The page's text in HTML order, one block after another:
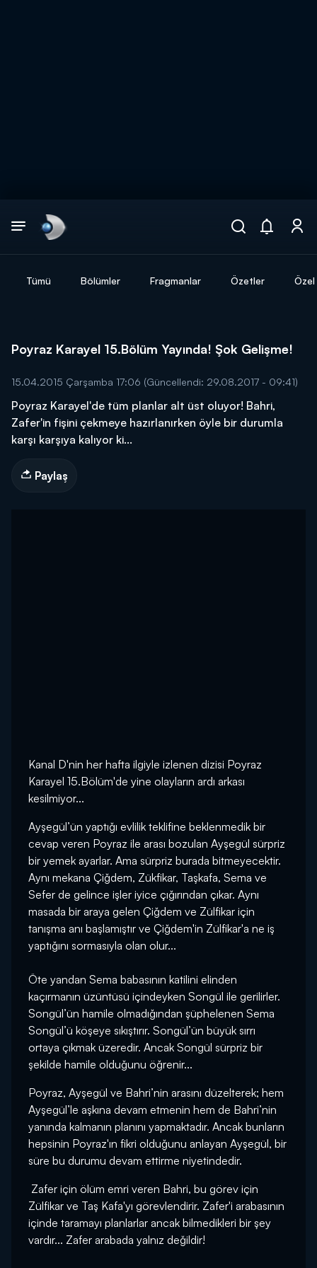
Tümü Bölümler Fragmanlar Özetler
Poyraz Karayel 15.Bölüm Yayında! Şok Gelişme!
15.04.2015 Çarşamba 17:06 (Güncellendi: 29.08.2017 - 09:41)
Poyraz Karayel'de tüm planlar alt üst oluyor! Bahri,
Zafer'in fişini çekmeye hazırlanırken öyle bir durumla
karşı karşıya kalıyor ki...
Paylaş
Kanal D'nin her hafta ilgiyle izlenen dizisi Poyraz
Karayel 15.Bölüm'de yine olayların ardı arkası
kesilmiyor...
Ayşegül’ün yaptığı evlilik teklifine beklenmedik bir
cevap veren Poyraz ile arası bozulan Ayşegül sürpriz
bir yemek ayarlar. Ama sürpriz burada bitmeyecektir.
Aynı mekana Çiğdem, Zükfikar, Taşkafa, Sema ve
Sefer de gelince işler iyice çığırından çıkar. Aynı
masada bir araya gelen Çiğdem ve Zülfikar için
tanışma anı başlamıştır ve Çiğdem'in Zülfikar'a ne iş
yaptığını sormasıyla olan olur...
Öte yandan Sema babasının katilini elinden
kaçırmanın üzüntüsü içindeyken Songül ile gerilirler.
Songül’ün hamile olmadığından şüphelenen Sema
Songül’ü köşeye sıkıştırır. Songül’ün büyük sırrı
ortaya çıkmak üzeredir. Ancak Songül sürpriz bir
şekilde hamile olduğunu öğrenir...
Poyraz, Ayşegül ve Bahri’nin arasını düzelterek; hem
Ayşegül’le aşkına devam etmenin hem de Bahri’nin
yanında kalmanın planını yapmaktadır. Ancak bunların
hepsinin Poyraz'ın fikri olduğunu anlayan Ayşegül, bir
süre bu durumu devam ettirme niyetindedir.
Zafer için ölüm emri veren Bahri, bu görev için
Zülfikar ve Taş Kafa'yı görevlendirir. Zafer'i arabasının
içinde taramayı planlarlar ancak bilmedikleri bir şey
vardır... Zafer arabada yalnız değildir!